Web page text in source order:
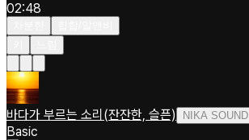
02:48
바다가 부르는 소리(잔잔한, 슬픈) NIKA SOUND
Basic